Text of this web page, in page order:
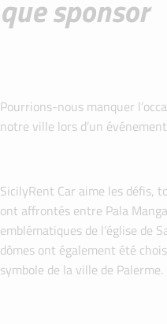
que sponsor
Pourrions-nous manquer
notre ville lors d’un
SicilyRent Car aime les défis,
ont affrontés entre Pala
emblématiques de l’église de
dômes ont également été
symbole de la ville de Palerme.